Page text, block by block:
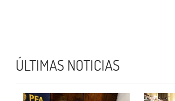
ÚLTIMAS NOTICIAS